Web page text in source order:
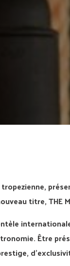
titre, THE
Être